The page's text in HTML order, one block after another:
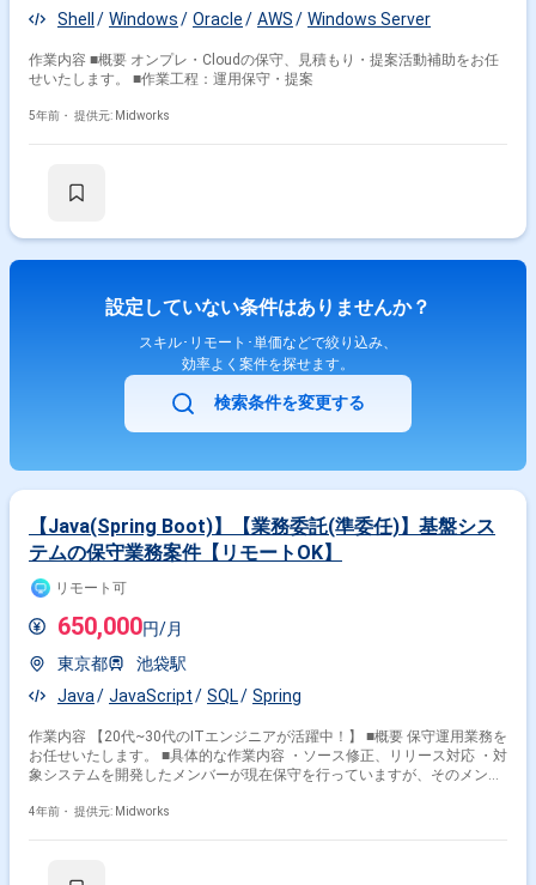
Shell
Windows Oracle AWS Windows Server
作業内容 ■概要 オンプレ・Cloudの保守、見積もり・提案活動補助をお任
せいたします。 ■作業工程：運用保守・提案
5年前・ 提供元: Midworks
設定していない条件はありませんか？
スキル･リモート･単価などで絞り込み、
効率よく案件を探せます。
検索条件を変更する
【Java(Spring Boot)】【業務委託(準委任)】基盤シス
テムの保守業務案件【リモートOK】
リモート可
650,000円/月
東京都
池袋駅
Java
JavaScript SQL Spring
作業内容 【20代~30代のITエンジニアが活躍中！】 ■概要 保守運用業務を
お任せいたします。 ■具体的な作業内容 ・ソース修正、リリース対応 ・対
象システムを開発したメンバーが現在保守を行っていますが、そのメンバ
4年前・ 提供元: Midworks